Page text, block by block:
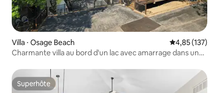
Villa ⋅ Osage Beach Évaluation
4,85 (137)
Charmante villa au bord d'un lac avec amarrage dans une
Superhôte
Superhôte